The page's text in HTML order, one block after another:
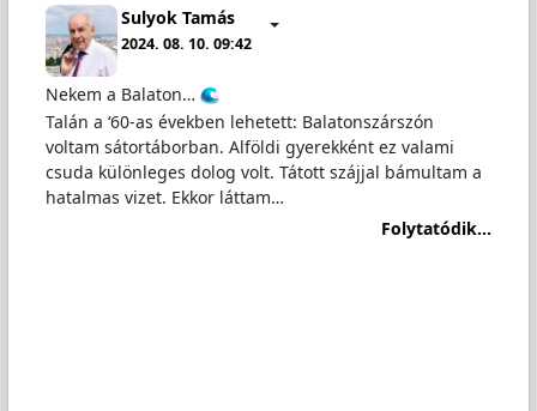
Sulyok Tamás
2024. 08. 10. 09:42
Nekem a Balaton…
Talán a ‘60-as években lehetett: Balatonszárszón
voltam sátortáborban. Alföldi gyerekként ez valami
csuda különleges dolog volt. Tátott szájjal bámultam a
hatalmas vizet. Ekkor láttam…
Folytatódik...